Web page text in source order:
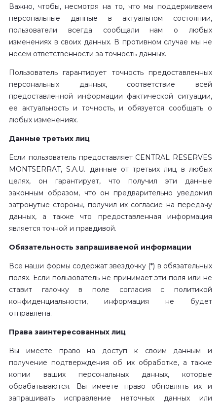
Важно, чтобы, несмотря на то, что мы поддерживаем
персональные данные в актуальном состоянии,
пользователи всегда сообщали нам о любых
изменениях в своих данных. В противном случае мы не
несем ответственности за точность данных.
Пользователь гарантирует точность предоставленных
персональных данных, соответствие всей
предоставленной информации фактической ситуации,
ее актуальность и точность, и обязуется сообщать о
любых изменениях.
Данные третьих лиц
Если пользователь предоставляет CENTRAL RESERVES
MONTSERRAT, S.A.U. данные от третьих лиц в любых
целях, он гарантирует, что получил эти данные
законным образом, что он предварительно уведомил
затронутые стороны, получил их согласие на передачу
данных, а также что предоставленная информация
является точной и правдивой.
Обязательность запрашиваемой информации
Все наши формы содержат звездочку (*) в обязательных
полях. Если пользователь не принимает эти поля или не
ставит галочку в поле согласия с политикой
конфиденциальности, информация не будет
отправлена.
Права заинтересованных лиц
Вы имеете право на доступ к своим данным и
получение подтверждения об их обработке, а также
копии ваших персональных данных, которые
обрабатываются. Вы имеете право обновлять их и
запрашивать исправление неточных данных или